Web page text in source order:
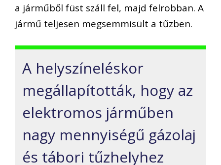
a járműből füst száll fel, majd felrobban. A
jármű teljesen megsemmisült a tűzben.
A helyszíneléskor
megállapították, hogy az
elektromos járműben
nagy mennyiségű gázolaj
és tábori tűzhelyhez